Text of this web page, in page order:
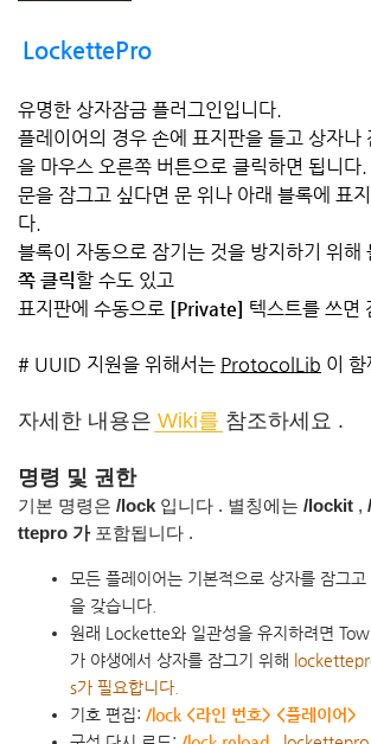
LockettePro
유명한 상자잠금 플러그인입니다.
플레이어의 경우 손에 표지판을 들고 상자나
을 마우스 오른쪽 버튼으로 클릭하면 됩니다.
문을 잠그고 싶다면 문 위나 아래 블록에 표
다.
블록이 자동으로 잠기는 것을 방지하기 위해
쪽 클릭할 수도 있고
표지판에 수동으로 [Private] 텍스트를 쓰면
# UUID 지원을 위해서는 ProtocolLib 이
자세한 내용은 Wiki를 참조하세요 .
명령 및 권한
기본 명령은 /lock 입니다 . 별칭에는 /lockit ,
ttepro 가포함됩니다 .
모든 플레이어는 기본적으로 상자를 잠그
을 갖습니다.
원래 Lockette와 일관성을 유지하려면
가 야생에서 상자를 잠그기 위해
s가 필요합니다.
기호 편집: /lock <라인 번호> <플레이어>